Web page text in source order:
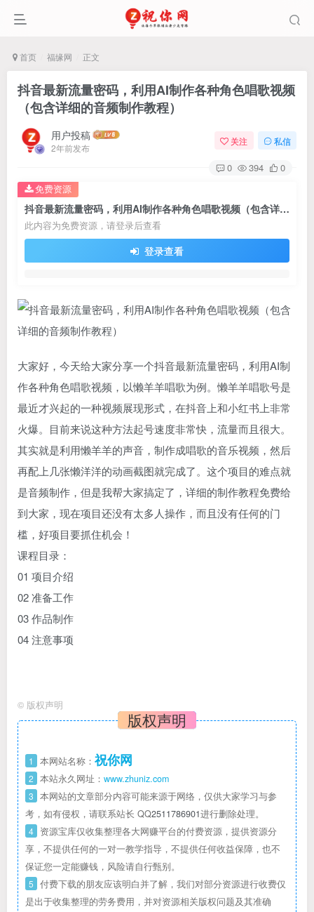
首页 福缘网 正文
抖音最新流量密码，利用AI制作各种角色唱歌视频
（包含详细的音频制作教程）
用户投稿
2年前发布
关注 私信
0 394 0
抖音最新流量密码，利用AI制作各种角色唱歌视频（包含详细的音频制作教程）
此内容为免费资源，请登录后查看
登录查看
免费资源
大家好，今天给大家分享一个抖音最新流量密码，利用AI制
作各种角色唱歌视频，以懒羊羊唱歌为例。懒羊羊唱歌号是
最近才兴起的一种视频展现形式，在抖音上和小红书上非常
火爆。目前来说这种方法起号速度非常快，流量而且很大。
其实就是利用懒羊羊的声音，制作成唱歌的音乐视频，然后
再配上几张懒洋洋的动画截图就完成了。这个项目的难点就
是音频制作，但是我帮大家搞定了，详细的制作教程免费给
到大家，现在项目还没有太多人操作，而且没有任何的门
槛，好项目要抓住机会！
课程目录：
01 项目介绍
02 准备工作
03 作品制作
04 注意事项
© 版权声明
版权声明
1 本网站名称： 祝你网
2 本站永久网址： www.zhuniz.com
3 本网站的文章部分内容可能来源于网络，仅供大家学习与参
考，如有侵权，请联系站长 QQ2511786901进行删除处理。
4 资源宝库仅收集整理各大网赚平台的付费资源，提供资源分
享，不提供任何的一对一教学指导，不提供任何收益保障，也不
保证您一定能赚钱，风险请自行甄别。
5 付费下载的朋友应该明白并了解，我们对部分资源进行收费仅
是出于收集整理的劳务费用，并对资源相关版权问题及其准确